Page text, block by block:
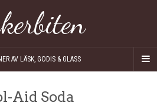
AV LÄSK, GODIS & GLASS
Aid Soda